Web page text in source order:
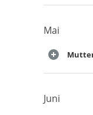
Mai
Juni